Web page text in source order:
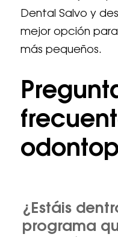
Dental Salvo y
mejor opción
más pequeños.
¿Estáis
programa